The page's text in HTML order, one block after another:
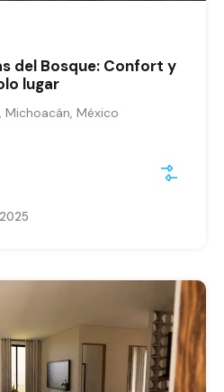
del Bosque: Confort y
lugar
Michoacán, México